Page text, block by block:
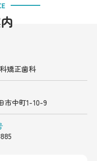
矯正歯科
市中町1-10-9